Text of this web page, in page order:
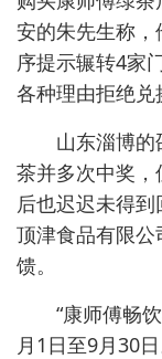
安的朱先生称
序提示辗转4家
各种理由拒绝兑
山东淄博
茶并多次中奖
后也迟迟未得
顶津食品有限
馈。
“康师傅畅
月1日至9月30